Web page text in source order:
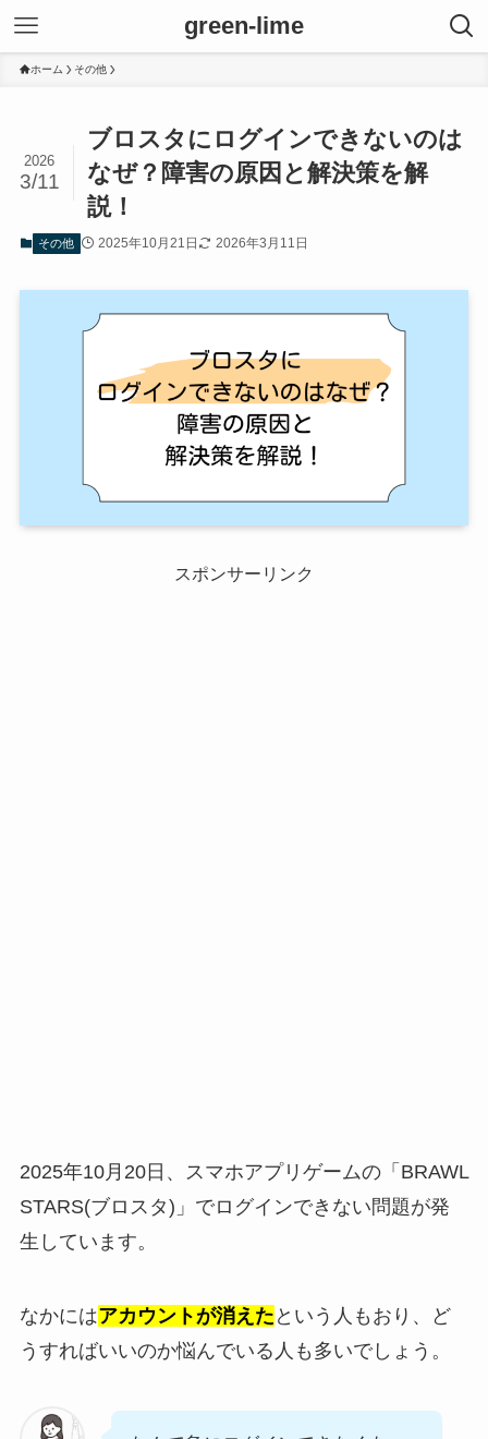
green-lime
ホーム その他
ブロスタにログインできないのは
なぜ？障害の原因と解決策を解
説！
2026
3/11
その他 2025年10月21日 2026年3月11日
スポンサーリンク
2025年10月20日、スマホアプリゲームの「BRAWL
STARS(ブロスタ)」でログインできない問題が発
生しています。
なかにはアカウントが消えた という人もおり、ど
うすればいいのか悩んでいる人も多いでしょう。